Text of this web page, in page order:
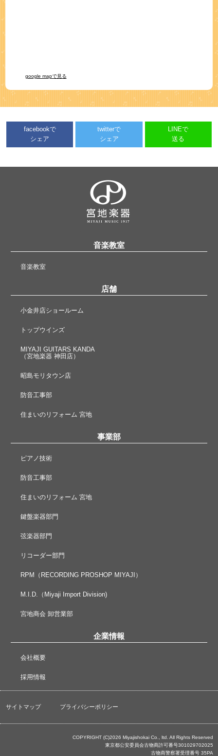
google mapで見る
facebookで
シェア
twitterで
シェア
LINEで
送る
音楽教室
音楽教室
店舗
小金井店ショールーム
トップウインズ
MIYAJI GUITARS KANDA
（宮地楽器 神田店）
昭島モリタウン店
防音工事部
住まいのリフォーム 宮地
事業部
ピアノ技術
防音工事部
住まいのリフォーム 宮地
鍵盤楽器部門
弦楽器部門
リコーダー部門
RPM（RECORDING PROSHOP MIYAJI）
M.I.D.（Miyaji Import Division)
宮地商会 卸営業部
企業情報
会社概要
採用情報
サイトマップ プライバシーポリシー
COPYRIGHT (C)2026 Miyajishokai Co., ltd. All Rights Reserved
東京都公安委員会古物商許可番号301029702025
古物商警察署受理番号 35PA